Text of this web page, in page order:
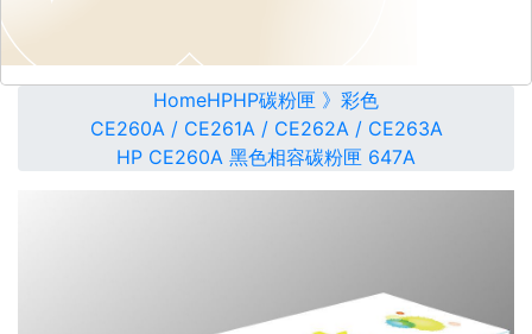
HomeHPHP碳粉匣 》彩色
CE260A / CE261A / CE262A / CE263A
HP CE260A 黑色相容碳粉匣 647A